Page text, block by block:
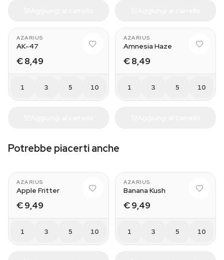
AZARIUS
AK-47
€ 8,49
1 3 5 10
AZARIUS
Amnesia Haze
€ 8,49
1 3 5 10
Potrebbe piacerti anche
AZARIUS
Apple Fritter
€ 9,49
1 3 5 10
AZARIUS
Banana Kush
€ 9,49
1 3 5 10